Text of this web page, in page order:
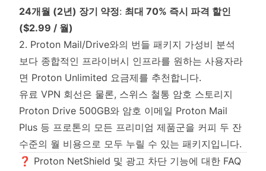
24개월 (2년) 장기 약정: 최대 70% 즉시 파격 할인
($2.99 / 월)
2. Proton Mail/Drive와의 번들 패키지 가성비 분석
보다 종합적인 프라이버시 인프라를 원하는 사용자라
면 Proton Unlimited 요금제를 추천합니다.
유료 VPN 회선은 물론, 스위스 철통 암호 스토리지
Proton Drive 500GB와 암호 이메일 Proton Mail
Plus 등 프로톤의 모든 프리미엄 제품군을 커피 두 잔
수준의 월 비용으로 모두 누릴 수 있는 패키지입니다.
❓ Proton NetShield 및 광고 차단 기능에 대한 FAQ